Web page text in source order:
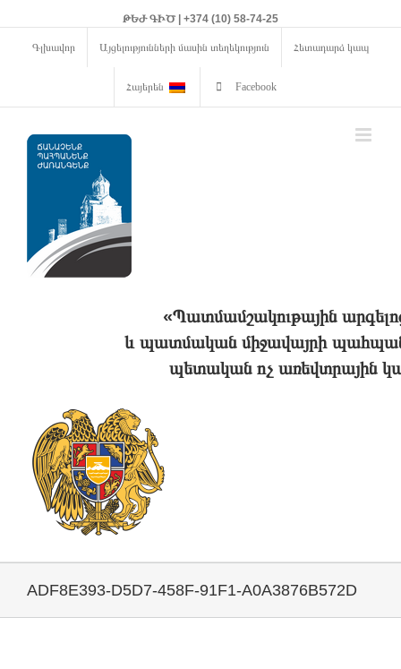
ԹԵԺ ԳԻԾ | +374 (10) 58-74-25
Գլխավոր Այցելությունների մասին տեղեկություն Հետադարձ կապ
Հայերեն Facebook
«Պատմամշակութային
և պատմական միջավայրի
պետական ոչ առեվտրային
ADF8E393-D5D7-458F-91F1-A0A3876B572D